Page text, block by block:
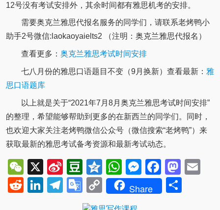
12号没有考试安排外，其余时间都有雅思机考的安排。
需要奥克兰雅思代报名服务的同学们，请联系老烤鸭小
助手2号微信:laokaoyaielts2 （注明：奥克兰雅思代报名）
查看更多： 奥克兰雅思考试时间安排
七八月份的雅思口语题目不变（9月换新）查看最新： 雅
思口语题库
以上就是关于“2021年7月8月奥克兰雅思考试时间安排”
的整理，希望能够帮助到更多的在新西兰的同学们。同时，
也欢迎大家关注老烤鸭微信公众号（微信搜索“老烤鸭”）来
获取最新的雅思考试备考资源和最新考试动态。
WeChat
X
Sina
Weibo
Douban
QzoneWhatsApp
Messenger
RedditLinkedIn
Telegram
Google
Translate
Copy
Link
Share